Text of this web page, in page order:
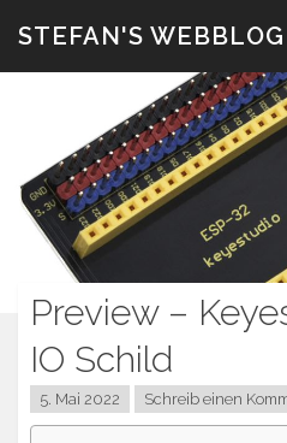
InhaltSTEFAN'S WEBBLOG
Preview –
IO Schild
5. Mai 2022 Schreib einen